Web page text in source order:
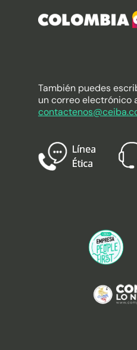
También puedes
un correo electrónico